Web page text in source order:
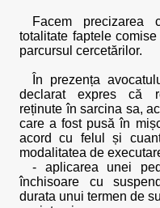
Facem
totalitate faptele
parcursul cercetărilor.
În prezența
declarat expres că
reținute în sarcina sa,
care a fost pusă în
acord cu felul și
modalitatea de
- aplicarea unei
închisoare cu
durata unui termen de